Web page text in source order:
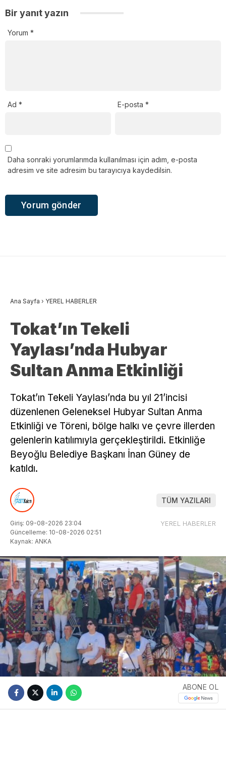
Bir yanıt yazın
Yorum *
Ad * E-posta*
Daha sonraki yorumlarımda kullanılması için adım, e-posta
adresim ve site adresim bu tarayıcıya kaydedilsin.
Ana Sayfa › YEREL HABERLER
Tokat’ın Tekeli
Yaylası’nda Hubyar
Sultan Anma Etkinliği
Tokat’ın Tekeli Yaylası’nda bu yıl 21’incisi
düzenlenen Geleneksel Hubyar Sultan Anma
Etkinliği ve Töreni, bölge halkı ve çevre illerden
gelenlerin katılımıyla gerçekleştirildi. Etkinliğe
Beyoğlu Belediye Başkanı İnan Güney de
katıldı.
TÜM YAZILARI
Giriş: 09-08-2026 23:04
Güncelleme: 10-08-2026 02:51
Kaynak: ANKA
YEREL HABERLER
ABONE OL